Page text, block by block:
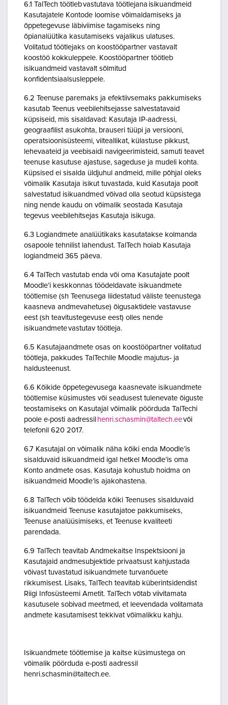
6.1 TalTech töötleb vastutava töötlejana isikuandmeid
Kasutajatele Kontode loomise võimaldamiseks ja
õppetegevuse läbiviimise tagamiseks ning
õpianalüütika kasutamiseks vajalikus ulatuses.
Volitatud töötlejaks on koostööpartner vastavalt
koostöö kokkuleppele. Koostööpartner töötleb
isikuandmeid vastavalt sõlmitud
konfidentsiaalsusleppele.
6.2 Teenuse paremaks ja efektiivsemaks pakkumiseks
kasutab Teenus veebilehitsejasse salvestatavaid
küpsiseid, mis sisaldavad: Kasutaja IP-aadressi,
geograafilist asukohta, brauseri tüüpi ja versiooni,
operatsioonisüsteemi, viiteallikat, külastuse pikkust,
lehevaateid ja veebisaidi navigeerimisteid, samuti teavet
teenuse kasutuse ajastuse, sageduse ja mudeli kohta.
Küpsised ei sisalda üldjuhul andmeid, mille põhjal oleks
võimalik Kasutaja isikut tuvastada, kuid Kasutaja poolt
salvestatud isikuandmed võivad olla seotud küpsistega
ning nende kaudu on võimalik seostada Kasutaja
tegevus veebilehitsejas Kasutaja isikuga.
6.3 Logiandmete analüütikaks kasutatakse kolmanda
osapoole tehnilist lahendust. TalTech hoiab Kasutaja
logiandmeid 365 päeva.
6.4 TalTech vastutab enda või oma Kasutajate poolt
Moodle’i keskkonnas töödeldavate isikuandmete
töötlemise (sh Teenusega liidestatud väliste teenustega
kaasneva andmevahetuse) õigusaktidele vastavuse
eest (sh teavitustegevuse eest) olles nende
isikuandmete vastutav töötleja.
6.5 Kasutajaandmete osas on koostööpartner volitatud
töötleja, pakkudes TalTechile Moodle majutus- ja
haldusteenust.
6.6 Kõikide õppetegevusega kaasnevate isikuandmete
töötlemise küsimustes või seadusest tulenevate õiguste
teostamiseks on Kasutajal võimalik pöörduda TalTechi
poole e-posti aadressil henri.schasmin@taltech.eevõi
telefonil 620 2017.
6.7 Kasutajal on võimalik näha kõiki enda Moodle’is
sisalduvaid isikuandmeid igal hetkel Moodle’is oma
Konto andmete osas. Kasutaja kohustub hoidma on
isikuandmeid Moodle’is ajakohastena.
6.8 TalTech võib töödelda kõiki Teenuses sisalduvaid
isikuandmeid Teenuse kasutajatoe pakkumiseks,
Teenuse analüüsimiseks, et Teenuse kvaliteeti
parendada.
6.9 TalTech teavitab Andmekaitse Inspektsiooni ja
Kasutajaid andmesubjektide privaatsust kahjustada
võivast tuvastatud isikuandmete turvanõuete
rikkumisest. Lisaks, TalTech teavitab küberintsidendist
Riigi Infosüsteemi Ametit. TalTech võtab viivitamata
kasutusele sobivad meetmed, et leevendada volitamata
andmete kasutamisest tekkivat võimalikku kahju.
Isikuandmete töötlemise ja kaitse küsimustega on
võimalik pöörduda e-posti aadressil
henri.schasmin@taltech.ee.